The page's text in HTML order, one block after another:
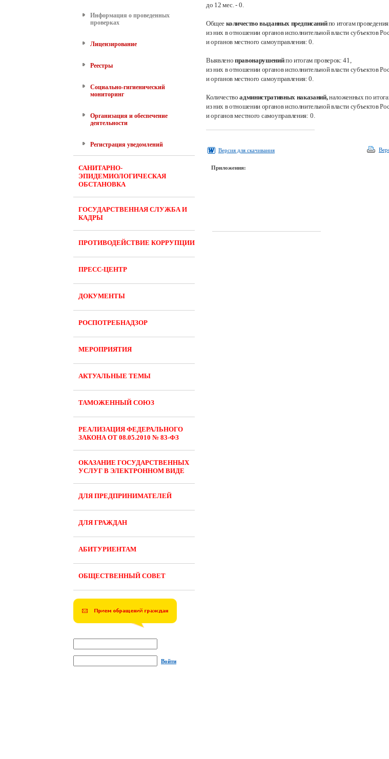
Информация о проведенных
проверках
Лицензирование
Реестры
Социально-гигиенический
мониторинг
Организация и обеспечение
деятельности
Регистрация уведомлений
САНИТАРНО-
ЭПИДЕМИОЛОГИЧЕСКАЯ
ОБСТАНОВКА
ГОСУДАРСТВЕННАЯ СЛУЖБА И
КАДРЫ
ПРОТИВОДЕЙСТВИЕ КОРРУПЦИИ
ПРЕСС-ЦЕНТР
ДОКУМЕНТЫ
РОСПОТРЕБНАДЗОР
МЕРОПРИЯТИЯ
АКТУАЛЬНЫЕ ТЕМЫ
ТАМОЖЕННЫЙ СОЮЗ
РЕАЛИЗАЦИЯ ФЕДЕРАЛЬНОГО
ЗАКОНА ОТ 08.05.2010 № 83-ФЗ
ОКАЗАНИЕ ГОСУДАРСТВЕННЫХ
УСЛУГ В ЭЛЕКТРОННОМ ВИДЕ
ДЛЯ ПРЕДПРИНИМАТЕЛЕЙ
ДЛЯ ГРАЖДАН
АБИТУРИЕНТАМ
ОБЩЕСТВЕННЫЙ СОВЕТ
Войти
до 12 мес.- 0.
Общее количество выданных предписанийпо итогам
из них в отношении органов исполнительной власти субъектов
и органов местного самоуправления:0.
Выявлено правонарушенийпо итогам проверок:41,
из них в отношении органов исполнительной власти субъектов
и органов местного самоуправления:0.
Количествоадминистративных наказаний,наложенных по
из них в отношении органов исполнительной власти субъектов
и органов местного самоуправления: 0.
Версия для скачивания
Приложения: